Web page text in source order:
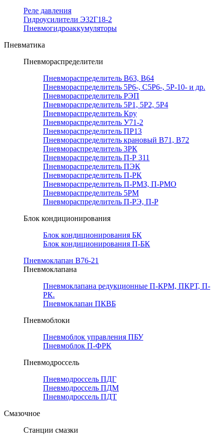
Реле давления
Гидроусилители Э32Г18-2
Пневмогидроаккумуляторы
Пневматика
Пневмораспределители
Пневмораспределитель В63, В64
Пневмораспределитель 5Р6-, С5Р6-, 5Р-10- и др.
Пневмораспределитель РЭП
Пневмораспределитель 5Р1, 5Р2, 5Р4
Пневмораспределитель Кру
Пневмораспределитель У71-2
Пневмораспределитель ПР13
Пневмораспределитель крановый В71, В72
Пневмораспределитель 3РК
Пневмораспределитель П-Р 311
Пневмораспределитель ПЭК
Пневмораспределитель П-РК
Пневмораспределитель П-РМЗ, П-РМО
Пневмораспределитель 5РМ
Пневмораспределитель П-РЭ, П-Р
Блок кондиционирования
Блок кондиционирования БК
Блок кондиционирования П-БК
Пневмоклапан В76-21
Пневмоклапана
Пневмоклапана редукционные П-КРМ, ПКРТ, П-
РК.
Пневмоклапан ПКВБ
Пневмоблоки
Пневмоблок управления ПБУ
Пневмоблок П-ФРК
Пневмодроссель
Пневмодроссель ПДГ
Пневмодроссель ПДМ
Пневмодроссель ПДТ
Смазочное
Станции смазки